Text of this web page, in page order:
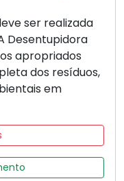
ser realizada
Desentupidora
apropriados
dos resíduos,
em